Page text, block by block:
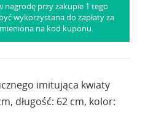
nagrodę przy zakupie 1 tego
wykorzystana do zapłaty za
na kod kuponu.
imitująca kwiaty
długość: 62 cm, kolor: